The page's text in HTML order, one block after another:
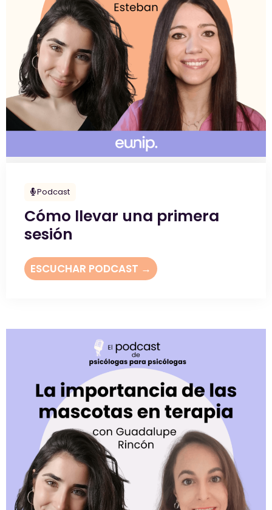
Podcast
Cómo llevar una primera
sesión
ESCUCHAR PODCAST →